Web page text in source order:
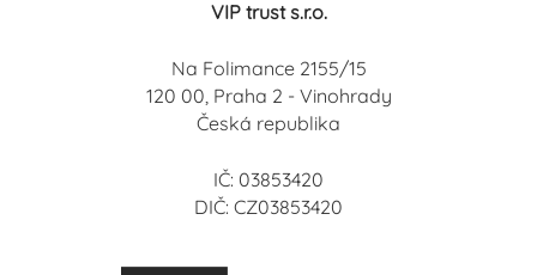
VIP trust s.r.o.
Na Folimance 2155/15
120 00, Praha 2 - Vinohrady
Česká republika
IČ: 03853420
DIČ: CZ03853420